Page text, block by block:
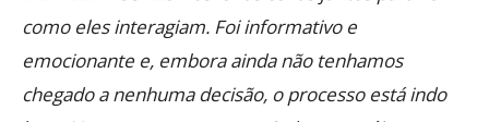
como eles interagiam. Foi informativo e
emocionante e, embora ainda não tenhamos
chegado a nenhuma decisão, o processo está indo